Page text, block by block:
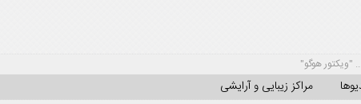
هوگو"
مراکز زیبایی و آرایشی